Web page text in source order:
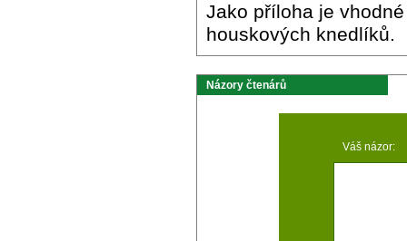
Jako příloha je
houskových knedlíků.
Názory čtenárů
Váš názor: